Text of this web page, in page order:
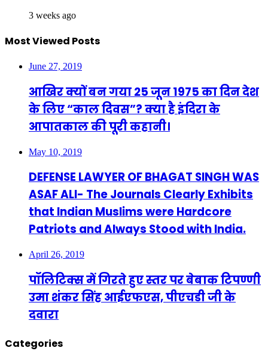
3 weeks ago
Most Viewed Posts
June 27, 2019
आखिर क्यों बन गया 25 जून 1975 का दिन देश
के लिए “काल दिवस”? क्या है इंदिरा के
आपातकाल की पूरी कहानी।
May 10, 2019
DEFENSE LAWYER OF BHAGAT SINGH WAS
ASAF ALI- The Journals Clearly Exhibits
that Indian Muslims were Hardcore
Patriots and Always Stood with India.
April 26, 2019
पॉलिटिक्स में गिरते हुए स्तर पर बेबाक टिपण्णी
उमा शंकर सिंह आईएफएस, पीएचडी जी के
दवारा
Categories